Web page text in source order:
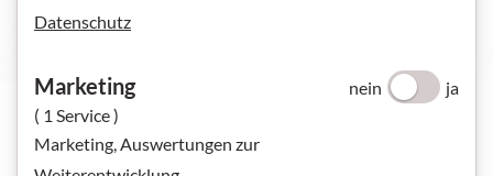
Der Zirkus Quadrat ist in der Stadt und Ilwa sieht sich die
Datenschutz
Marketing
( 1 Service )
Marketing, Auswertungen zur
nein ja